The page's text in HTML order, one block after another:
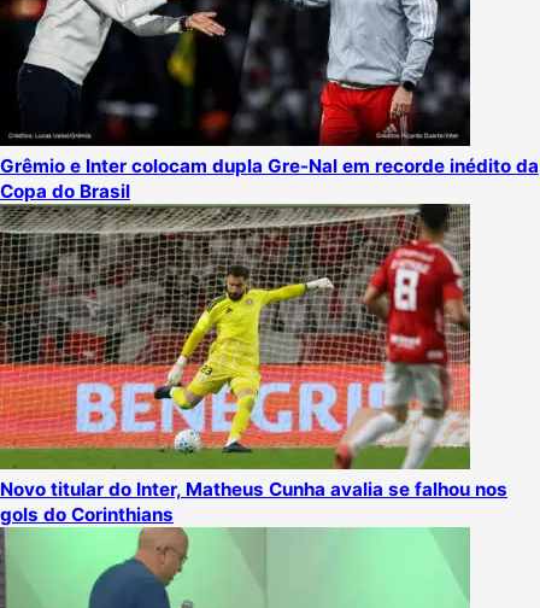
Grêmio e Inter colocam dupla Gre-Nal em recorde inédito da
Copa do Brasil
Novo titular do Inter, Matheus Cunha avalia se falhou nos
gols do Corinthians